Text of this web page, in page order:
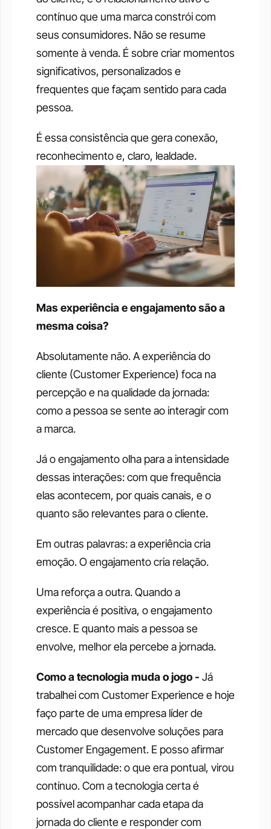
contínuo que uma marca constrói com
seus consumidores. Não se resume
somente à venda. É sobre criar momentos
significativos, personalizados e
frequentes que façam sentido para cada
pessoa.
É essa consistência que gera conexão,
reconhecimento e, claro, lealdade.
Mas experiência e engajamento são a
mesma coisa?
Absolutamente não. A experiência do
cliente (Customer Experience) foca na
percepção e na qualidade da jornada:
como a pessoa se sente ao interagir com
a marca.
Já o engajamento olha para a intensidade
dessas interações: com que frequência
elas acontecem, por quais canais, e o
quanto são relevantes para o cliente.
Em outras palavras: a experiência cria
emoção. O engajamento cria relação.
Uma reforça a outra. Quando a
experiência é positiva, o engajamento
cresce. E quanto mais a pessoa se
envolve, melhor ela percebe a jornada.
Como a tecnologia muda o jogo - Já
trabalhei com Customer Experience e hoje
faço parte de uma empresa líder de
mercado que desenvolve soluções para
Customer Engagement. E posso afirmar
com tranquilidade: o que era pontual, virou
contínuo. Com a tecnologia certa é
possível acompanhar cada etapa da
jornada do cliente e responder com